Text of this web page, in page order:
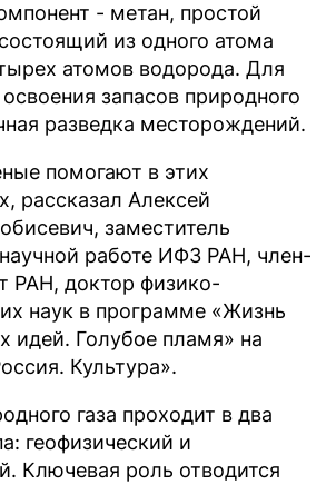
- метан, простой
из одного атома
атомов водорода. Для
запасов природного
разведка месторождений.
помогают в этих
рассказал Алексей
, заместитель
работе ИФЗ РАН, член-
РАН, доктор физико-
наук в программе «Жизнь
идей. Голубое пламя» на
Культура».
газа проходит в два
геофизический и
Ключевая роль отводится